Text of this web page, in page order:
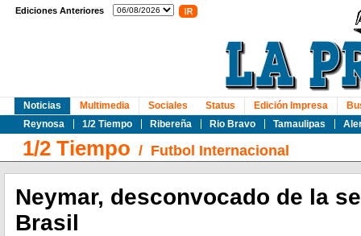
Ediciones Anteriores
Noticias
Reynosa
1/2 Tiempo Ribereña Rio Bravo Tamaulipas
Multimedia Sociales Status Edición Impresa
1/2 Tiempo / Futbol Internacional
Neymar, desconvocado de la
Brasil